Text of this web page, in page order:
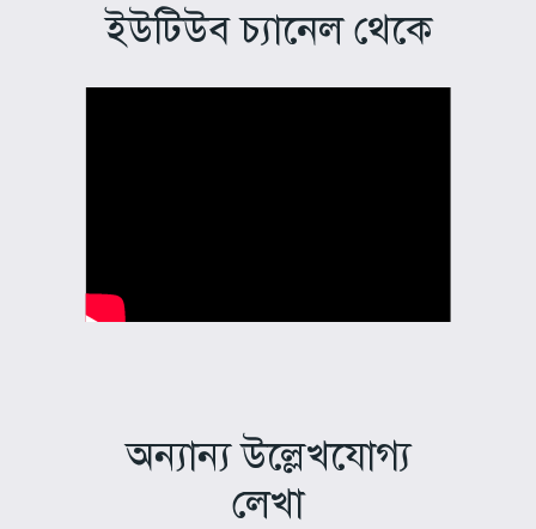
ইউটিউব চ্যানেল থেকে
অন্যান্য উল্লেখযোগ্য
লেখা